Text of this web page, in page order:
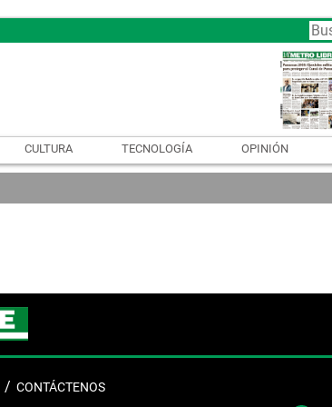
CULTURA TECNOLOGÍA OPINIÓN
CONTÁCTENOS